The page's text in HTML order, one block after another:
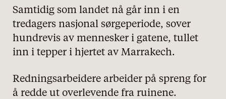
Samtidig som landet nå går inn i en
tredagers nasjonal sørgeperiode, sover
hundrevis av mennesker i gatene, tullet
inn i tepper i hjertet av Marrakech.
Redningsarbeidere arbeider på spreng for
å redde ut overlevende fra ruinene.